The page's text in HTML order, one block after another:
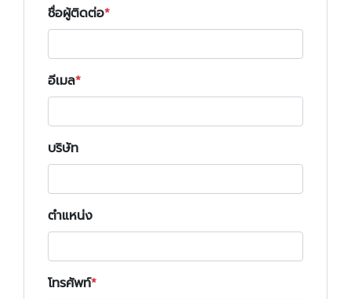
ชื่อผู้ติดต่อ
อีเมล
บริษัท
ตำแหน่ง
โทรศัพท์